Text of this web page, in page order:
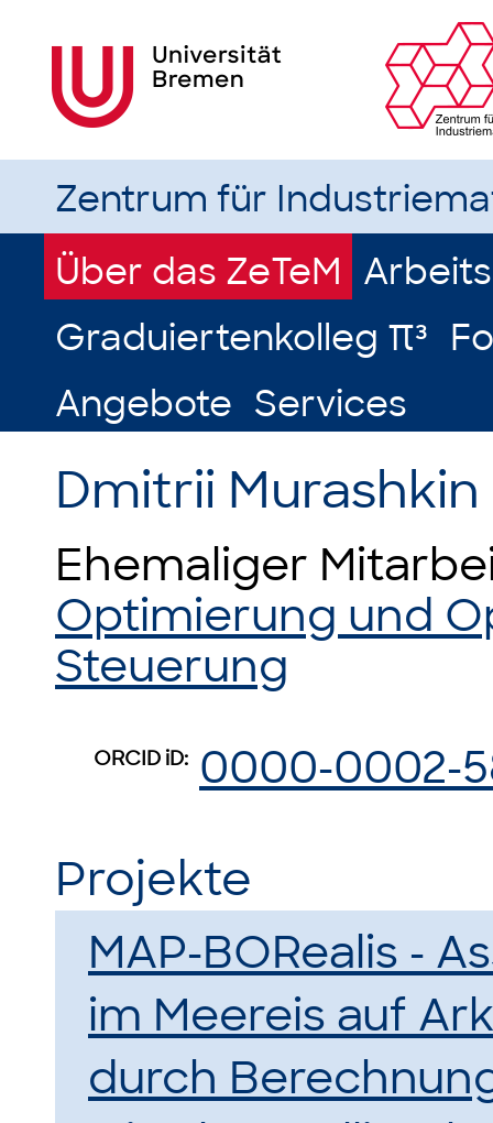
Zentrum für
Über das ZeTeM
Graduiertenkolleg π³
Angebote Services
Dmitrii Murashkin
Ehemaliger
Optimierung und
Steuerung
ORCID iD: 0000-0002-
Projekte
MAP-BORealis -
im Meereis auf
durch